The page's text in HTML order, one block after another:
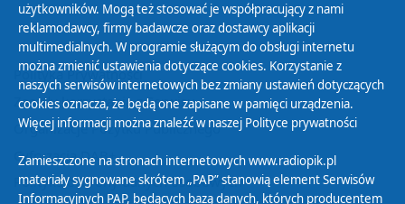
Polityka Prywatności
Zasady korzystania z Serwisu
Organizacje Pożytku Publicznego
Cyfryzacja DAB+
Polityka ochrony danych osobowych
użytkowników. Mogą też stosować je współpracujący z nami
reklamodawcy, firmy badawcze oraz dostawcy aplikacji
multimedialnych. W programie służącym do obsługi internetu
można zmienić ustawienia dotyczące cookies. Korzystanie z
naszych serwisów internetowych bez zmiany ustawień dotyczących
cookies oznacza, że będą one zapisane w pamięci urządzenia.
Więcej informacji można znaleźć w naszej Polityce prywatności
Zamieszczone na stronach internetowych www.radiopik.pl
materiały sygnowane skrótem „PAP” stanowią element Serwisów
Informacyjnych PAP, będących bazą danych, których producentem